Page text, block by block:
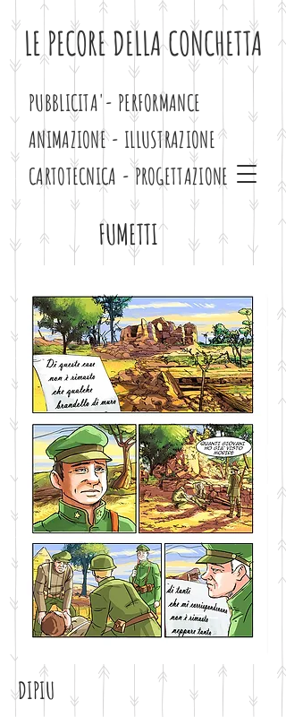
PUBBLICITA'- PERFORMANCE
ANIMAZIONE - ILLUSTRAZIONE
CARTOTECNICA - PROGETTAZIONE
LE PECORE DELLA CONCHETTA
FUMETTI
DIPIU